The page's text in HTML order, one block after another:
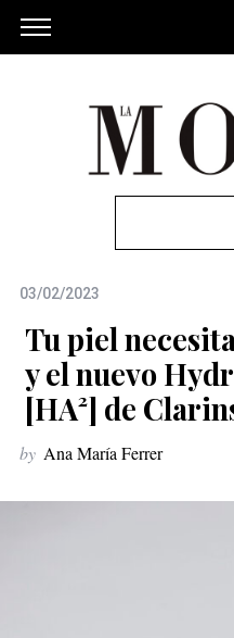
c
f
o
r
03/02/2023
Tu piel
y el nuevo
[HA²] de
by Ana María Ferrer